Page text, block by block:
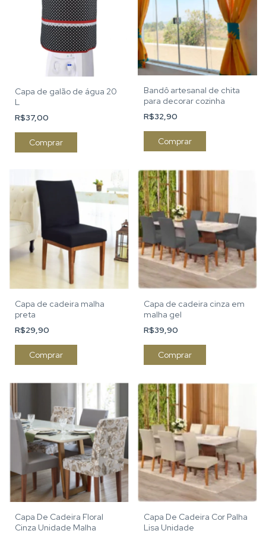
Capa de galão de água 20
L
R$37,00
Comprar
Bandô artesanal de chita
para decorar cozinha
R$32,90
Capa de cadeira malha
preta
R$29,90
Capa de cadeira cinza em
malha gel
R$39,90
Capa De Cadeira Floral
Cinza Unidade Malha
Capa De Cadeira Cor Palha
Lisa Unidade